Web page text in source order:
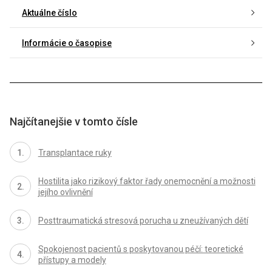
Aktuálne číslo
Informácie o časopise
Najčítanejšie v tomto čísle
Transplantace ruky
Hostilita jako rizikový faktor řady onemocnění a možnosti
jejího ovlivnění
Posttraumatická stresová porucha u zneužívaných dětí
Spokojenost pacientů s poskytovanou péčí: teoretické
přístupy a modely